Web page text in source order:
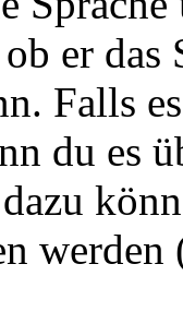
er das
Falls
du es